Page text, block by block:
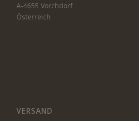
A-4655 Vorchdorf
Österreich
VERSAND